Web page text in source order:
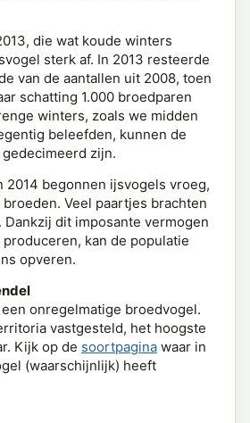
die wat koude winters
sterk af. In 2013 resteerde
van de aantallen uit 2008, toen
schatting 1.000 broedparen
winters, zoals we midden
beleefden, kunnen de
zijn.
2014 begonnen ijsvogels vroeg,
Veel paartjes brachten
dit imposante vermogen
kan de populatie
opveren.
onregelmatige broedvogel.
vastgesteld, het hoogste
Kijk op de soortpagina waar in
(waarschijnlijk) heeft